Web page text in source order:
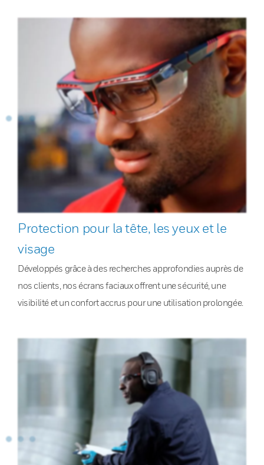
Protection pour la tête, les yeux et le
visage
Développés grâce à des recherches approfondies auprès de
nos clients, nos écrans faciaux offrent une sécurité, une
visibilité et un confort accrus pour une utilisation prolongée.